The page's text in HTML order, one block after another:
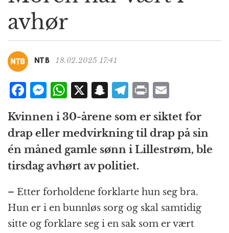
i
avhør
NTB 18.02.2025 17:41
F
c
e
b
o
o
k
M
ss
e
n
g
e
r
W
at
s
A
p
p
X S
a
p
c
h
at
T
e
g
r
a
m
P
ri
n
t
ai
l
Kvinnen i 30-årene som er siktet for
drap eller medvirkning til drap på sin
én måned gamle sønn i Lillestrøm, ble
tirsdag avhørt av politiet.
– Etter forholdene forklarte hun seg bra.
Hun er i en bunnløs sorg og skal samtidig
sitte og forklare seg i en sak som er vært